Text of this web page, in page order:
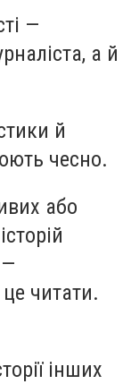
—
а й
й
чесно.
або
читати.
інших